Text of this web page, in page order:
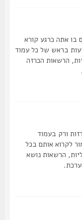
כרגע קורא
בראש של כל עמוד
הכרזה
בעמוד
אותם בכל
הרשאות נושא